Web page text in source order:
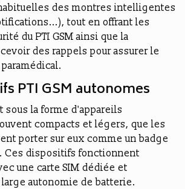
des montres intelligentes
tout en offrant les
du PTI GSM ainsi que la
des rappels pour assurer le
PTI GSM autonomes
sous la forme d'appareils
compacts et légers, que les
porter sur eux comme un badge
Ces dispositifs fonctionnent
une carte SIM dédiée et
autonomie de batterie.